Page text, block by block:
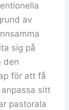
av
sig på
den
för att få
sitt
pastorala